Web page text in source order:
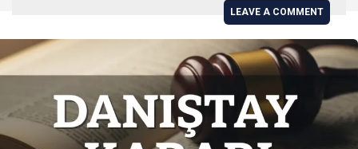
LEAVE A COMMENT